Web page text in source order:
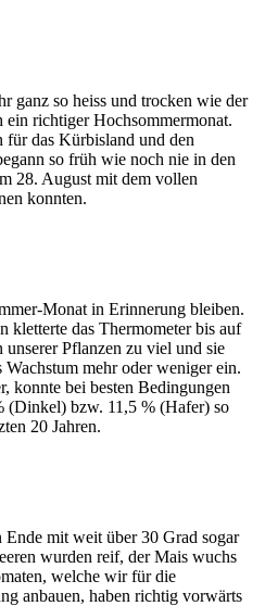
ganz so heiss und trocken wie der
richtiger Hochsommermonat.
für das Kürbisland und den
so früh wie noch nie in den
28. August mit dem vollen
konnten.
Monat in Erinnerung bleiben.
kletterte das Thermometer bis auf
Pflanzen zu viel und sie
mehr oder weniger ein.
konnte bei besten Bedingungen
(Dinkel) bzw. 11,5 % (Hafer) so
20 Jahren.
mit weit über 30 Grad sogar
wurden reif, der Mais wuchs
welche wir für die
anbauen, haben richtig vorwärts